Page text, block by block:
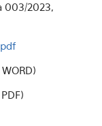
003/2023,
WORD)